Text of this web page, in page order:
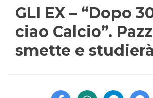
GLI EX – “Dopo
ciao Calcio”.
smette e